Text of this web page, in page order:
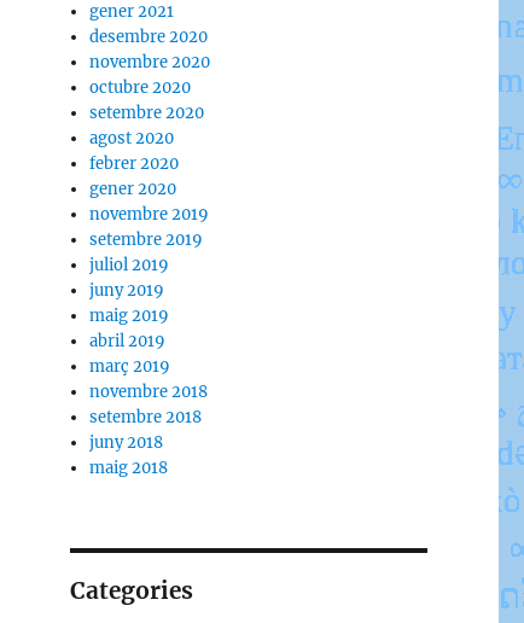
gener 2021
desembre 2020
novembre 2020
octubre 2020
setembre 2020
agost 2020
febrer 2020
gener 2020
novembre 2019
setembre 2019
juliol 2019
juny 2019
maig 2019
abril 2019
març 2019
novembre 2018
setembre 2018
juny 2018
maig 2018
Categories